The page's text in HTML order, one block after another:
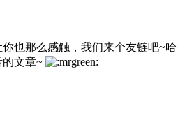
也那么感触，我们来个友链吧~哈
的文章~